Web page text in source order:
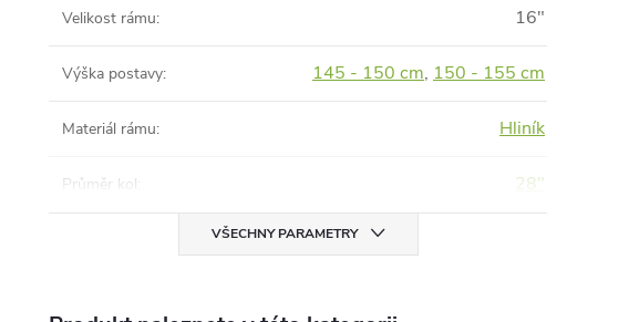
Velikost rámu: 16"
Výška postavy: 145 - 150 cm, 150 - 155 cm
Materiál rámu: Hliník
Průměr kol: 28"
VŠECHNY PARAMETRY